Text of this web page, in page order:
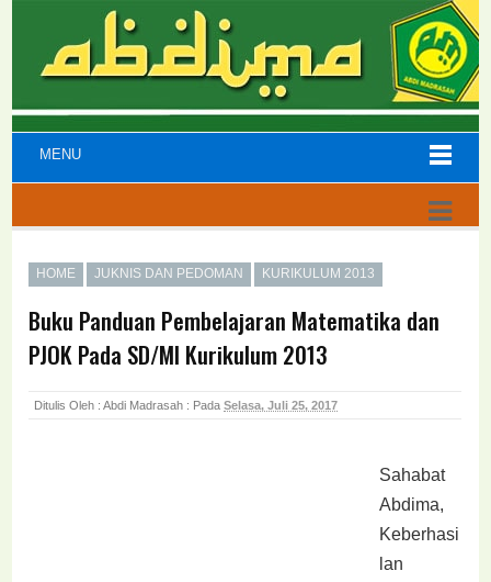
MENU
HOME JUKNIS DAN PEDOMAN KURIKULUM 2013
Buku Panduan Pembelajaran Matematika dan
PJOK Pada SD/MI Kurikulum 2013
Ditulis Oleh : Abdi Madrasah : PadaSelasa, Juli 25, 2017
Sahabat
Abdima,
Keberhasi
lan